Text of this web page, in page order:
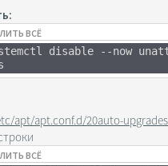
ВСЁ
disable --now
apt/apt.conf.d/20auto-upgrades
ВСЁ